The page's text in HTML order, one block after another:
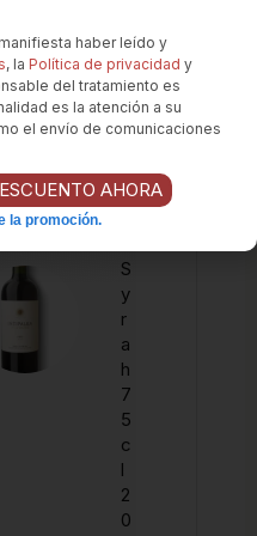
I
n
ti
a
l
S
y
r
a
h
7
5
c
l
2
0
haber leído y
, la Política de privacidad y
del tratamiento es
es la atención a su
el envío de comunicaciones
AHORA
la promoción.